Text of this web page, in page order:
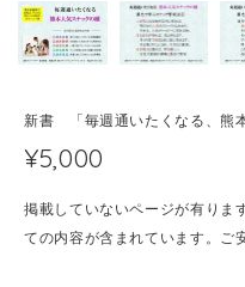
新書 「毎週通いたくなる、熊
¥5,000
掲載していないページが有りま
ての内容が含まれています。ご